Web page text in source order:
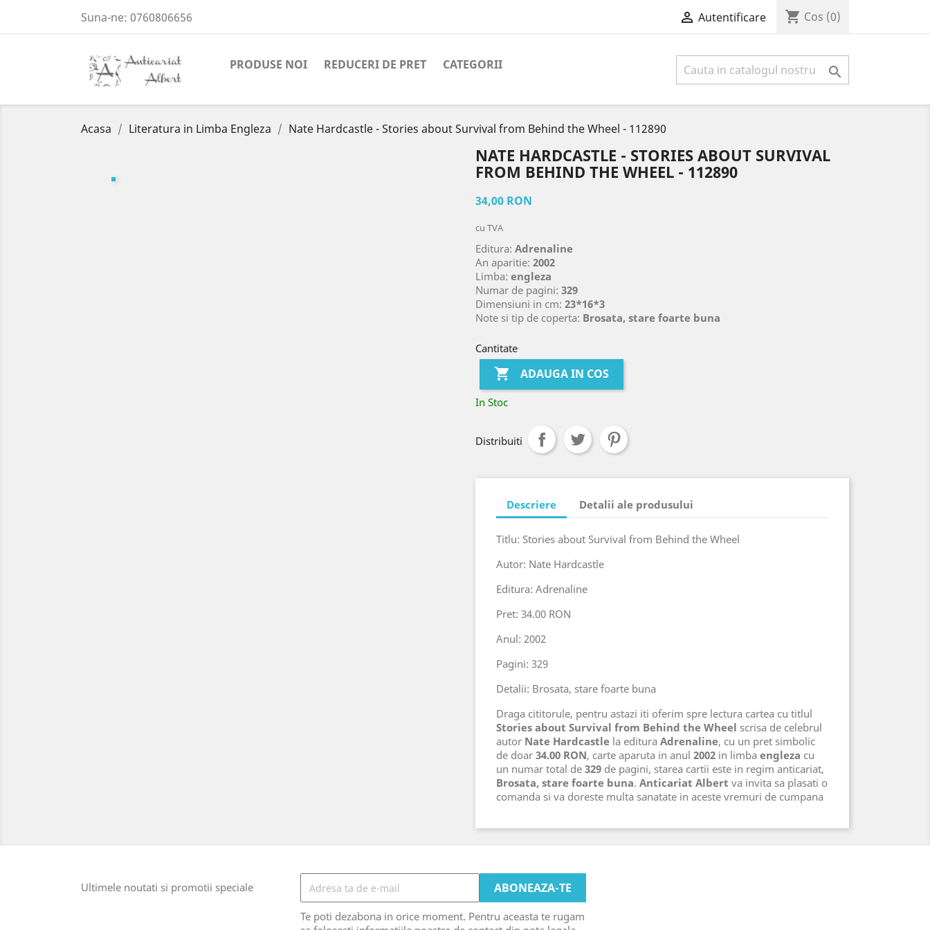
Suna-ne: 0760806656  Autentificare shopping_cart Cos (0)
PRODUSE NOI REDUCERI DE PRET CATEGORII 
Acasa Literatura in Limba Engleza Nate Hardcastle - Stories about Survival from Behind the Wheel - 112890
NATE HARDCASTLE - STORIES ABOUT SURVIVAL
FROM BEHIND THE WHEEL - 112890
34,00 RON
cu TVA
Editura: Adrenaline
An aparitie: 2002
Limba: engleza
Numar de pagini: 329
Dimensiuni in cm: 23*16*3
Note si tip de coperta: Brosata, stare foarte buna
Cantitate
 ADAUGA IN COS
In Stoc
Distribuiti
Descriere Detalii ale produsului
Titlu: Stories about Survival from Behind the Wheel
Autor: Nate Hardcastle
Editura: Adrenaline
Pret: 34.00 RON
Anul: 2002
Pagini: 329
Detalii: Brosata, stare foarte buna
Draga cititorule, pentru astazi iti oferim spre lectura cartea cu titlul
Stories about Survival from Behind the Wheel scrisa de celebrul
autor Nate Hardcastle la editura Adrenaline, cu un pret simbolic
de doar 34.00 RON, carte aparuta in anul 2002 in limba engleza cu
un numar total de 329 de pagini, starea cartii este in regim anticariat,
Brosata, stare foarte buna. Anticariat Albert va invita sa plasati o
comanda si va doreste multa sanatate in aceste vremuri de cumpana
Ultimele noutati si promotii speciale
Te poti dezabona in orice moment. Pentru aceasta te rugam